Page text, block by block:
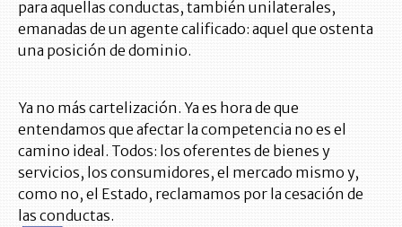
para aquellas conductas, también unilaterales,
emanadas de un agente calificado: aquel que ostenta
una posición de dominio.
Ya no más cartelización. Ya es hora de que
entendamos que afectar la competencia no es el
camino ideal. Todos: los oferentes de bienes y
servicios, los consumidores, el mercado mismo y,
como no, el Estado, reclamamos por la cesación de
las conductas.